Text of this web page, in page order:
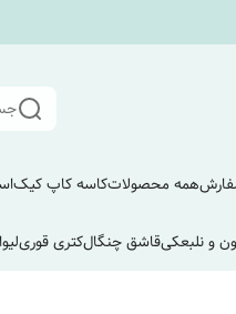
همه محصولاتکاسه کاپ کیک
و نلبعکیقاشق چنگالکتری قوری